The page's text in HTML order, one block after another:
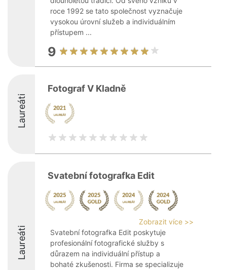
roce 1992 se tato společnost vyznačuje
vysokou úrovní služeb a individuálním
přístupem ...
9
Laureáti
Fotograf V Kladně
Laureáti
Svatební fotografka Edit
Zobrazit více >>
Svatební fotografka Edit poskytuje
profesionální fotografické služby s
důrazem na individuální přístup a
bohaté zkušenosti. Firma se specializuje